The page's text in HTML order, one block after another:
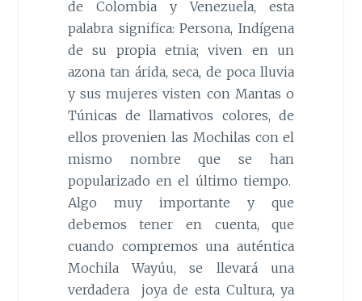
de Colombia y Venezuela, esta
palabra significa: Persona, Indígena
de su propia etnia; viven en un
azona tan árida, seca, de poca lluvia
y sus mujeres visten con Mantas o
Túnicas de llamativos colores, de
ellos provenien las Mochilas con el
mismo nombre que se han
popularizado en el último tiempo.
Algo muy importante y que
debemos tener en cuenta, que
cuando compremos una auténtica
Mochila Wayúu, se llevará una
verdadera joya de esta Cultura, ya